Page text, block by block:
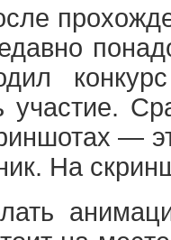
участие.
—
На